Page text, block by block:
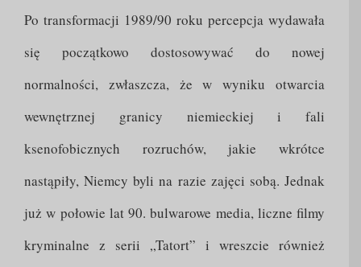
Po transformacji 1989/90 roku percepcja wydawała
się początkowo dostosowywać do nowej
normalności, zwłaszcza, że w wyniku otwarcia
wewnętrznej granicy niemieckiej i fali
ksenofobicznych rozruchów, jakie wkrótce
nastąpiły, Niemcy byli na razie zajęci sobą. Jednak
już w połowie lat 90. bulwarowe media, liczne filmy
kryminalne z serii „Tatort” i wreszcie również